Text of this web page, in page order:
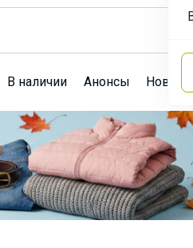
В наличии Анонсы Новости